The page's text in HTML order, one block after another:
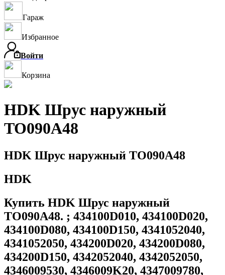
Гараж
Избранное
Войти
Корзина
HDK Шрус наружный
TO090A48
HDK Шрус наружный TO090A48
HDK
Купить HDK Шрус наружный
TO090A48. ; 434100D010, 434100D020,
434100D080, 434100D150, 4341052040,
4341052050, 434200D020, 434200D080,
434200D150, 4342052040, 4342052050,
4346009530, 4346009K20, 4347009780,